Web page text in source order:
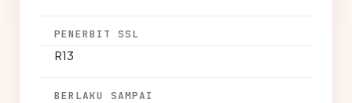
PENERBIT SSL
R13
BERLAKU SAMPAI